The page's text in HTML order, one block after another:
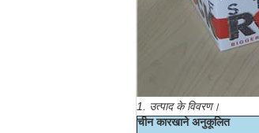
1. उत्पाद के विवरण।
चीन कारखाने अनुकूलित